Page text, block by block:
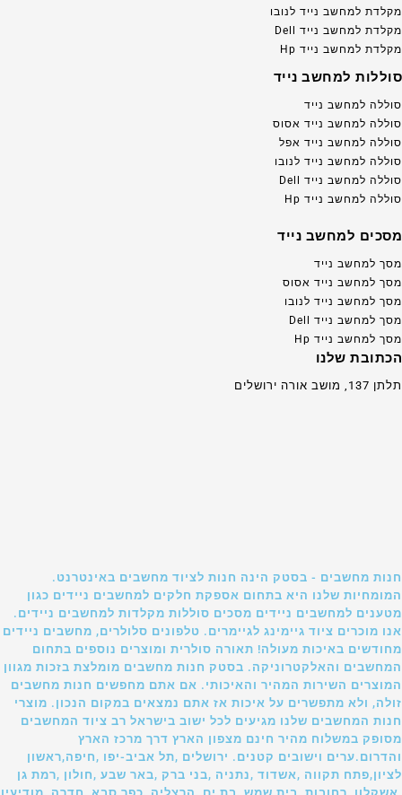
מקלדת למחשב נייד לנובו
מקלדת למחשב נייד Dell
מקלדת למחשב נייד Hp
סוללות למחשב נייד
סוללה למחשב נייד
סוללה למחשב נייד אסוס
סוללה למחשב נייד אפל
סוללה למחשב נייד לנובו
סוללה למחשב נייד Dell
סוללה למחשב נייד Hp
מסכים למחשב נייד
מסך למחשב נייד
מסך למחשב נייד אסוס
מסך למחשב נייד לנובו
מסך למחשב נייד Dell
מסך למחשב נייד Hp
הכתובת שלנו
תלתן 137, מושב אורה ירושלים
חנות מחשבים - בסטק הינה חנות לציוד מחשבים באינטרנט.
המומחיות שלנו היא בתחום אספקת חלקים למחשבים ניידים כגון
מטענים למחשבים ניידים מסכים סוללות מקלדות למחשבים ניידים.
אנו מוכרים ציוד גיימינג לגיימרים. טלפונים סלולרים, מחשבים ניידים
מחודשים באיכות מעולה! תאורה סולרית ומוצרים נוספים בתחום
המחשבים והאלקטרוניקה. בסטק חנות מחשבים מומלצת בזכות מגוון
המוצרים השירות המהיר והאיכותי. אם אתם מחפשים חנות מחשבים
זולה, ולא מתפשרים על איכות אז אתם נמצאים במקום הנכון. מוצרי
חנות המחשבים שלנו מגיעים לכל ישוב בישראל רב ציוד המחשבים
מסופק במשלוח מהיר חינם מצפון הארץ דרך מרכז הארץ
והדרום.ערים וישובים קטנים. ירושלים ,תל אביב-יפו ,חיפה,ראשון
לציון,פתח תקווה ,אשדוד ,נתניה ,בני ברק ,באר שבע ,חולון ,רמת גן